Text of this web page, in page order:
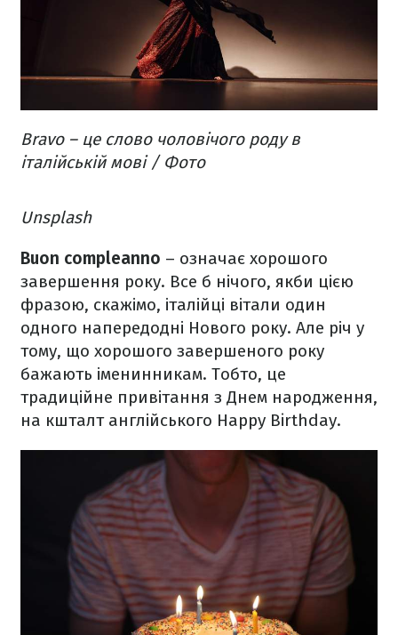
Bravo – це слово чоловічого роду в
італійській мові / Фото
Unsplash
Buon compleanno – означає хорошого
завершення року. Все б нічого, якби цією
фразою, скажімо, італійці вітали один
одного напередодні Нового року. Але річ у
тому, що хорошого завершеного року
бажають іменинникам. Тобто, це
традиційне привітання з Днем народження,
на кшталт англійського Happy Birthday.